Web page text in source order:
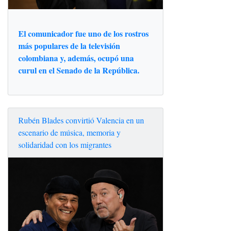
El comunicador fue uno de los rostros
más populares de la televisión
colombiana y, además, ocupó una
curul en el Senado de la República.
Rubén Blades convirtió Valencia en un
escenario de música, memoria y
solidaridad con los migrantes